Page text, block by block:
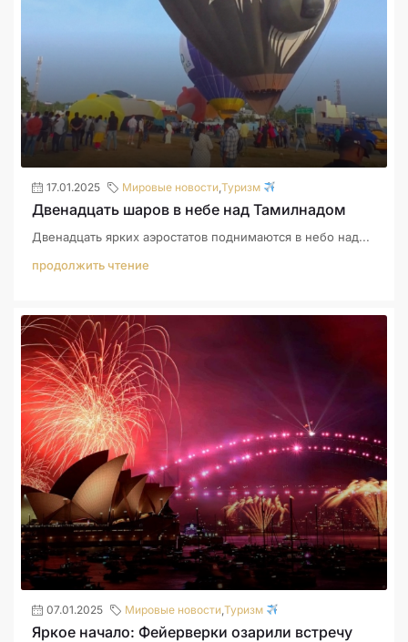
17.01.2025 Мировые новости,Туризм
Двенадцать шаров в небе над Тамилнадом
Двенадцать ярких аэростатов поднимаются в небо над...
продолжить чтение
07.01.2025 Мировые новости Туризм
Яркое начало: Фейерверки озарили встречу